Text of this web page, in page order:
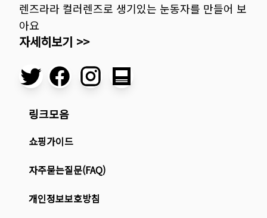
렌즈라라 컬러렌즈로 생기있는 눈동자를 만들어 보
아요
자세히보기 >>
링크모음
쇼핑가이드
자주묻는질문(FAQ)
개인정보보호방침